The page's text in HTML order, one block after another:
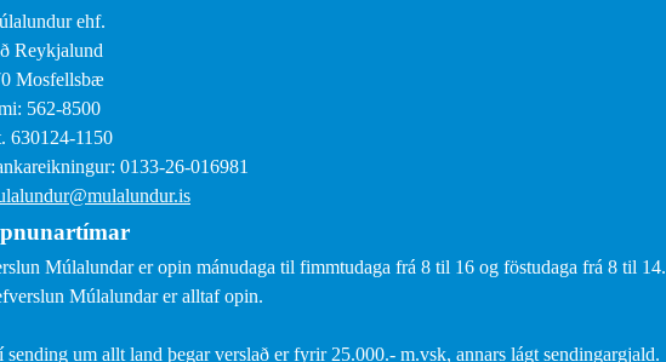
ehf.
Reykjalund
Mosfellsbæ
562-8500
630124-1150
0133-26-016981
Múlalundar er opin mánudaga til fimmtudaga frá 8 til 16 og föstudaga frá 8 til 14.
Múlalundar er alltaf opin.
sending um allt land þegar verslað er fyrir 25.000.- m.vsk, annars lágt sendingargjald.